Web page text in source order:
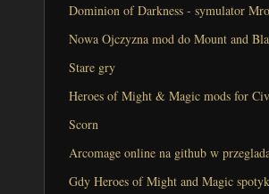
Dominion of Darkness - symulator
Nowa Ojczyzna mod do Mount and
Stare gry
Heroes of Might & Magic mods for
Scorn
Arcomage online na github w
Gdy Heroes of Might and Magic